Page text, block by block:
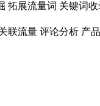
拓展流量词 关键词收
联流量 评论分析 产